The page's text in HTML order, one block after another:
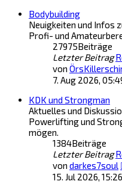
Bodybuilding
Neuigkeiten und Infos
Profi- und
27975Beiträge
Letzter Beitrag
von
7. Aug 2026,
KDK und Strongman
Aktuelles und
Powerlifting und
mögen.
1384Beiträge
Letzter Beitrag
von darkes7soul
15. Jul 2026, 15:26